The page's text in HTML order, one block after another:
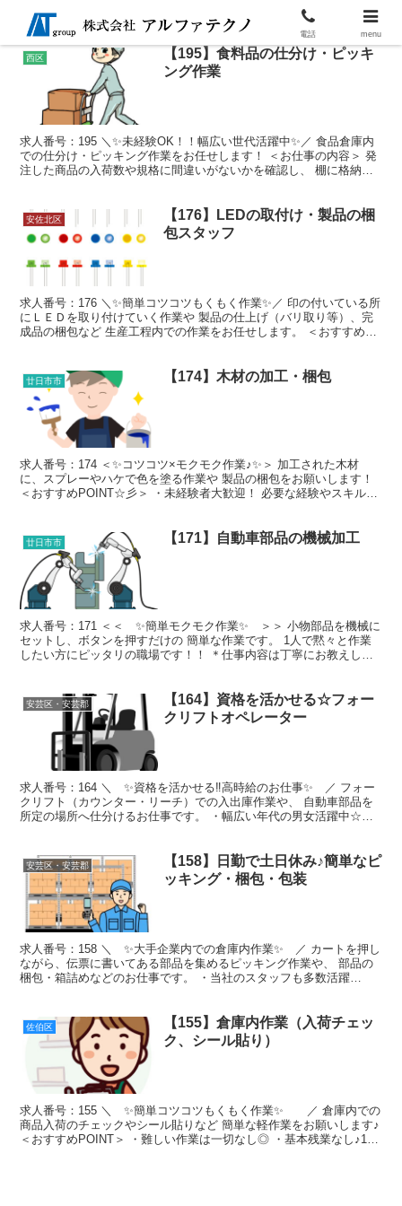
西区
【195】食料品の仕分け・ピッキ
ング作業
求人番号：195 ＼✨未経験OK！！幅広い世代活躍中✨／ 食品倉庫内
での仕分け・ピッキング作業をお任せします！ ＜お仕事の内容＞ 発
注した商品の入荷数や規格に間違いがないかを確認し、 棚に格納す
安佐北区
【176】LEDの取付け・製品の梱
包スタッフ
求人番号：176 ＼✨簡単コツコツもくもく作業✨／ 印の付いている所
にＬＥＤを取り付けていく作業や 製品の仕上げ（バリ取り等）、完
成品の梱包など 生産工程内での作業をお任せします。 ＜おすすめ
廿日市市 【174】木材の加工・梱包
求人番号：174 ＜✨コツコツ×モクモク作業♪✨＞ 加工された木材
に、スプレーやハケで色を塗る作業や 製品の梱包をお願いします！
＜おすすめPOINT☆彡＞ ・未経験者大歓迎！ 必要な経験やスキルは
廿日市市 【171】自動車部品の機械加工
求人番号：171 ＜＜ ✨簡単モクモク作業✨ ＞＞ 小物部品を機械に
セットし、ボタンを押すだけの 簡単な作業です。 1人で黙々と作業
したい方にピッタリの職場です！！ ＊仕事内容は丁寧にお教えしま
安芸区・安芸郡
【164】資格を活かせる☆フォー
クリフトオペレーター
求人番号：164 ＼ ✨資格を活かせる‼高時給のお仕事✨ ／ フォー
クリフト（カウンター・リーチ）での入出庫作業や、 自動車部品を
所定の場所へ仕分けるお仕事です。 ・幅広い年代の男女活躍中☆彡
安芸区・安芸郡
【158】日勤で土日休み♪簡単なピ
ッキング・梱包・包装
求人番号：158 ＼ ✨大手企業内での倉庫内作業✨ ／ カートを押し
ながら、伝票に書いてある部品を集めるピッキング作業や、 部品の
梱包・箱詰めなどのお仕事です。 ・当社のスタッフも多数活躍
佐伯区
【155】倉庫内作業（入荷チェッ
ク、シール貼り）
求人番号：155 ＼ ✨簡単コツコツもくもく作業✨ ／ 倉庫内での
商品入荷のチェックやシール貼りなど 簡単な軽作業をお願いします♪
＜おすすめPOINT＞ ・難しい作業は一切なし◎ ・基本残業なし♪17
menu
電話